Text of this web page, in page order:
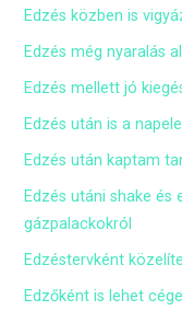
Edzés közben is
Edzés még nyaralás
Edzés mellett jó
Edzés után is a
Edzés után kaptam
Edzés utáni shake és
gázpalackokról
Edzéstervként
Edzőként is lehet